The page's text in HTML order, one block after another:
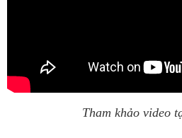
Tham khảo video